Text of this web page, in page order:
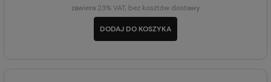
zawiera 23% VAT, bez kosztów dostawy
DODAJ DO KOSZYKA